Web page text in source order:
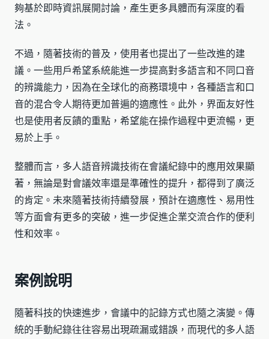
夠基於即時資訊展開討論，產生更多具體而有深度的看
法。
不過，隨著技術的普及，使用者也提出了一些改進的建
議。一些用戶希望系統能進一步提高對多語言和不同口音
的辨識能力，因為在全球化的商務環境中，各種語言和口
音的混合令人期待更加普遍的適應性。此外，界面友好性
也是使用者反饋的重點，希望能在操作過程中更流暢，更
易於上手。
整體而言，多人語音辨識技術在會議紀錄中的應用效果顯
著，無論是對會議效率還是準確性的提升，都得到了廣泛
的肯定。未來隨著技術持續發展，預計在適應性、易用性
等方面會有更多的突破，進一步促進企業交流合作的便利
性和效率。
案例說明
隨著科技的快速進步，會議中的記錄方式也隨之演變。傳
統的手動紀錄往往容易出現疏漏或錯誤，而現代的多人語